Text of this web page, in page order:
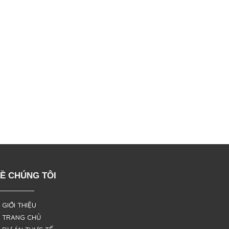
CHÚNG TÔI
THIỆU
CHỦ